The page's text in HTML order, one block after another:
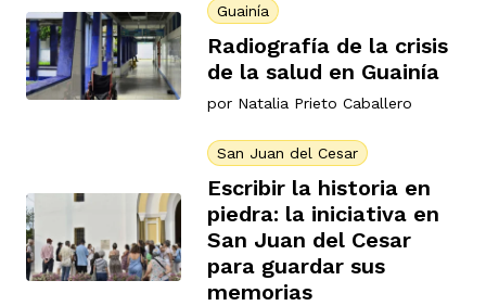
Guainía
Radiografía de la crisis
de la salud en Guainía
por Natalia Prieto Caballero
San Juan del Cesar
Escribir la historia en
piedra: la iniciativa en
San Juan del Cesar
para guardar sus
memorias